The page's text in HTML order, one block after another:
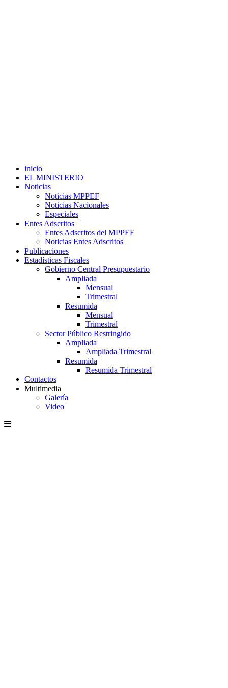
inicio
EL MINISTERIO
Noticias
Noticias MPPEF
Noticias Nacionales
Especiales
Entes Adscritos
Entes Adscritos del MPPEF
Noticias Entes Adscritos
Publicaciones
Estadísticas Fiscales
Gobierno Central Presupuestario
Ampliada
Mensual
Trimestral
Resumida
Mensual
Trimestral
Sector Público Restringido
Ampliada
Ampliada Trimestral
Resumida
Resumida Trimestral
Contactos
Multimedia
Galería
Video